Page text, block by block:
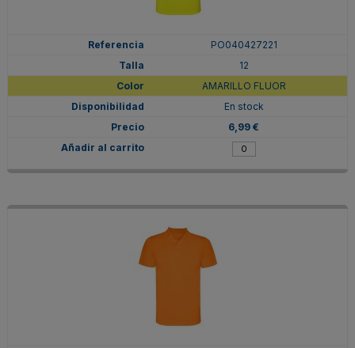
PO040427221
12
AMARILLO FLUOR
En stock
6,99 €